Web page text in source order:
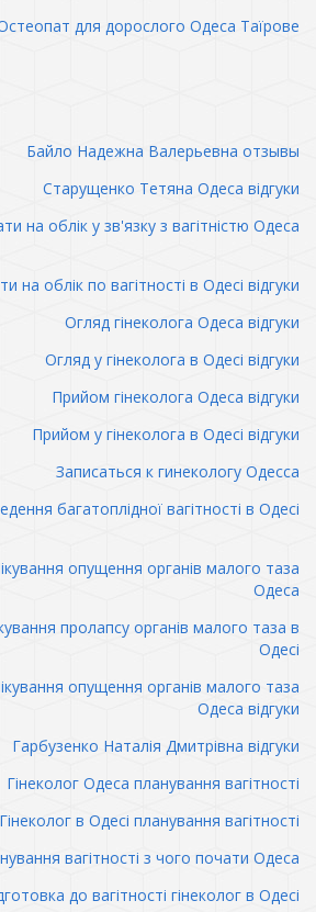
для дорослого Одеса Таїрове
Байло Надежна Валерьевна отзывы
Старущенко Тетяна Одеса відгуки
на облік у зв'язку з вагітністю Одеса
на облік по вагітності в Одесі відгуки
Огляд гінеколога Одеса відгуки
Огляд у гінеколога в Одесі відгуки
Прийом гінеколога Одеса відгуки
Прийом у гінеколога в Одесі відгуки
Записаться к гинекологу Одесса
багатоплідної вагітності в Одесі
опущення органів малого таза
Одеса
пролапсу органів малого таза в
Одесі
опущення органів малого таза
Одеса відгуки
Гарбузенко Наталія Дмитрівна відгуки
Гінеколог Одеса планування вагітності
Гінеколог в Одесі планування вагітності
вагітності з чого почати Одеса
до вагітності гінеколог в Одесі